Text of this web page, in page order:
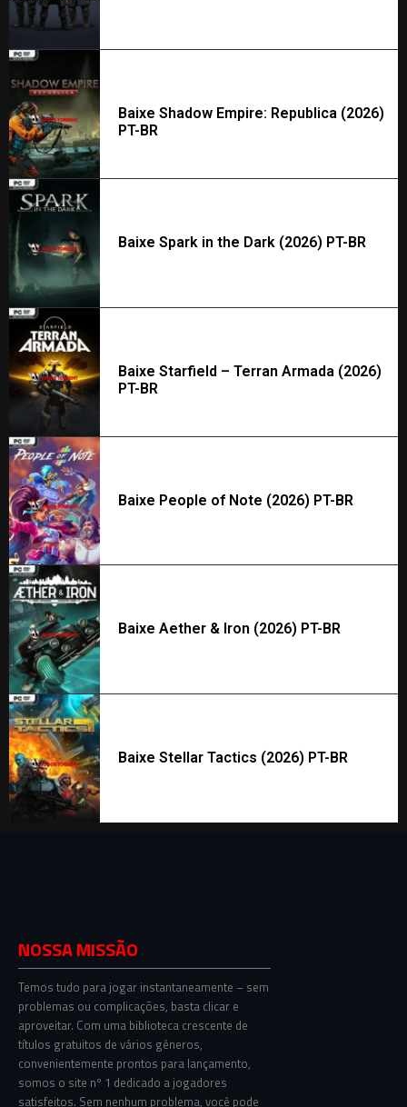
Baixe Shadow Empire: Republica (2026)
PT-BR
Baixe Spark in the Dark (2026) PT-BR
Baixe Starfield – Terran Armada (2026)
PT-BR
Baixe People of Note (2026) PT-BR
Baixe Aether & Iron (2026) PT-BR
Baixe Stellar Tactics (2026) PT-BR
NOSSA MISSÃO
Temos tudo para jogar instantaneamente – sem
problemas ou complicações, basta clicar e
aproveitar. Com uma biblioteca crescente de
títulos gratuitos de vários gêneros,
convenientemente prontos para lançamento,
somos o site nº 1 dedicado a jogadores
satisfeitos. Sem nenhum problema, você pode